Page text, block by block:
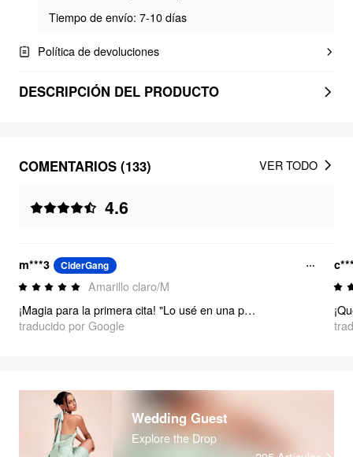
Tiempo de envío: 7-10 días
Política de devoluciones
DESCRIPCIÓN DEL PRODUCTO
COMENTARIOS (133)
4.6
VER TODO
m***3 CiderGang
Amarillo claro/M
¡Magia para la primera cita! "Lo usé en una primera cita y me sentí segura y linda (¡y conseguí una segunda cita!). Tiene el toque justo de dulzura y estilo. La longitud es perfecta y se mueve muy bien al caminar. ¡Me encanta!"
traducido por Google
Wedding Guest
Explore the Drop